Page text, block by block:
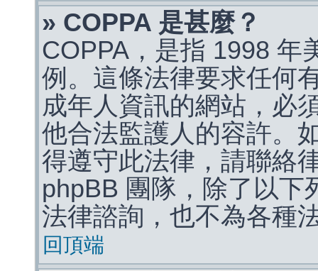
» COPPA 是甚麼？
COPPA，是指 1998 年
例。這條法律要求任何
成年人資訊的網站，必
他合法監護人的容許。
得遵守此法律，請聯絡
phpBB 團隊，除了以下
法律諮詢，也不為各種
回頂端